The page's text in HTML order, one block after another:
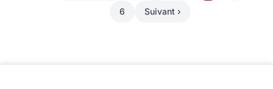
6 Suivant ›